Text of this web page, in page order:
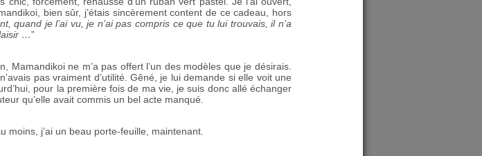
bien sûr, j’étais sincèrement content de ce cadeau, hors
quand je l’ai vu, je n’ai pas compris ce que tu lui trouvais, il n’a
…”
Mamandikoi ne m’a pas offert l’un des modèles que je désirais.
pas vraiment d’utilité. Gêné, je lui demande si elle voit une
pour la première fois de ma vie, je suis donc allé échanger
qu’elle avait commis un bel acte manqué.
moins, j’ai un beau porte-feuille, maintenant.